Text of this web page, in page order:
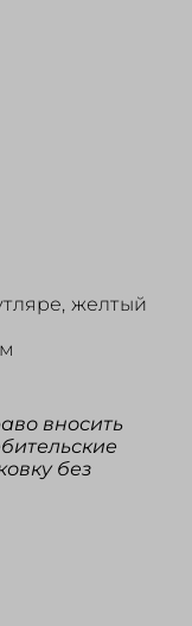
желтый
вносить
без